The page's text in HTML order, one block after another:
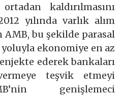
kaldırılmasını
yılında varlık alım
AMB, bu şekilde parasal
ekonomiye en az
ederek bankaları
teşvik etmeyi
genişlemeci